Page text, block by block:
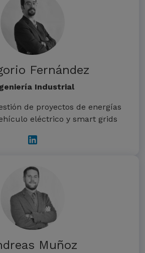
Fernández
Industrial
de proyectos de energías
eléctrico y smart grids
Muñoz